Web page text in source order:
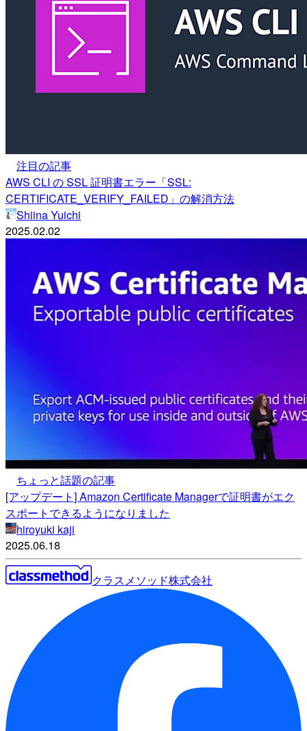
注目の記事
AWS CLI の SSL 証明書エラー「SSL:
CERTIFICATE_VERIFY_FAILED」の解消方法
Shiina Yuichi
2025.02.02
ちょっと話題の記事
[アップデート] Amazon Certificate Managerで証明書がエク
スポートできるようになりました
hiroyuki kaji
2025.06.18
クラスメソッド株式会社